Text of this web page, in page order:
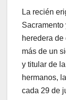
La recién
Sacramento
heredera
más de un
y titular de
hermanos,
cada 29 de